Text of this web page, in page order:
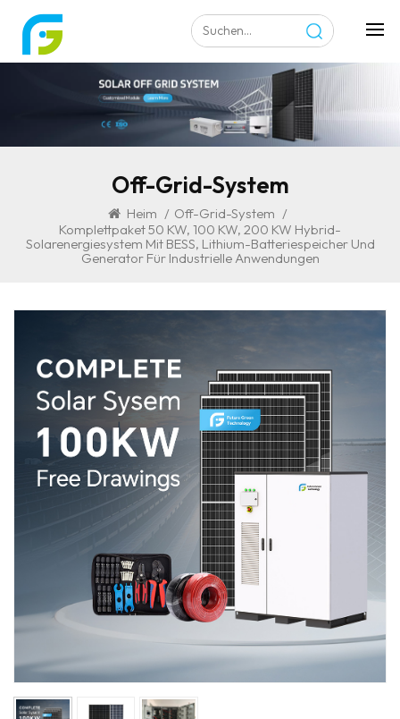
Off-Grid-System
Heim / Off-Grid-System /
Komplettpaket 50 KW, 100 KW, 200 KW Hybrid-
Solarenergiesystem Mit BESS, Lithium-Batteriespeicher Und
Generator Für Industrielle Anwendungen